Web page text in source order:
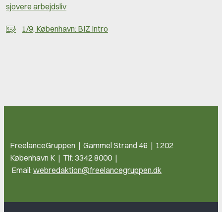
sjovere arbejdsliv
1/9, København: BIZ Intro
FreelanceGruppen | Gammel Strand 46 | 1202
København K | Tlf: 3342 8000 |
Email: webredaktion@freelancegruppen.dk